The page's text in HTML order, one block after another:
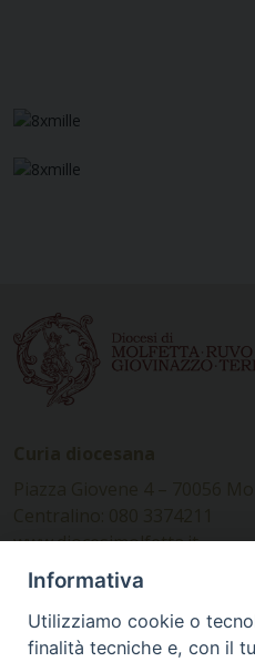
www.diocesimolfetta.it –
Ufficio Comunicazioni
Informativa
Utilizziamo cookie o
finalità tecniche e, con il